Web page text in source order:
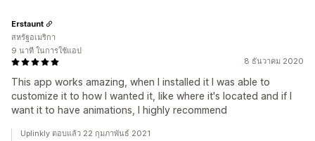
8 ธันวาคม 2020
This app works amazing, when I installed it I was able to
customize it to how I wanted it, like where it's located and if I
want it to have animations, I highly recommend
Erstaunt
สหรัฐอเมริกา
9 นาที ในการใช้แอป
Uplinkly ตอบแล้ว 22 กุมภาพันธ์ 2021